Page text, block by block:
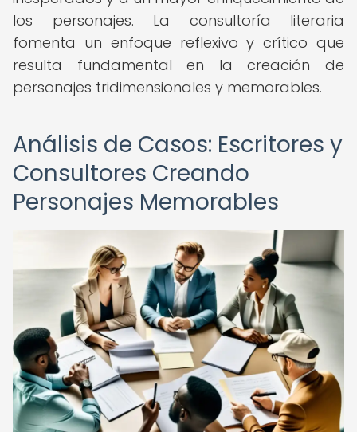
los personajes. La consultoría literaria
fomenta un enfoque reflexivo y crítico que
resulta fundamental en la creación de
personajes tridimensionales y memorables.
Análisis de Casos: Escritores y
Consultores Creando
Personajes Memorables